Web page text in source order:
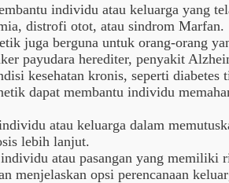
individu atau keluarga yang
distrofi otot, atau sindrom Marfan.
juga berguna untuk orang-orang
payudara herediter, penyakit
kesehatan kronis, seperti
dapat membantu individu
atau keluarga dalam
lebih lanjut.
atau pasangan yang memiliki
menjelaskan opsi perencanaan